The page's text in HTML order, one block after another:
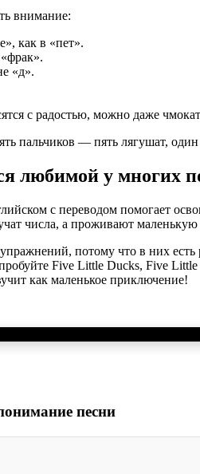
внимание:
как в «пет».
«д».
с радостью, можно даже
пальчиков — пять лягушат,
любимой у многих
с переводом помогает
числа, а проживают
потому что в них
Five Little Ducks, Five
как маленькое приключение!
песни